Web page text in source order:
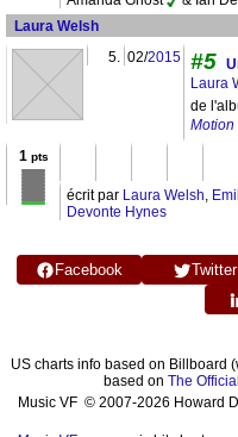
Laura Welsh
5. 02/2015 #5
Laura
de
Motion
1 pts
écrit par Laura Welsh,
Devonte Hynes
Facebook Twitter
US charts info based on
based on The
Music VF © 2007-2026 Howard